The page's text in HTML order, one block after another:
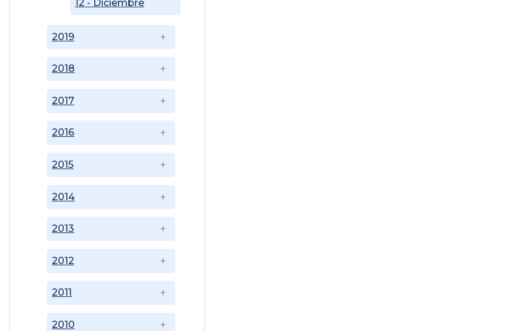
2010
2011
2012
2013
2014
2015
2016
2017
2018
2019
12 - Diciembre